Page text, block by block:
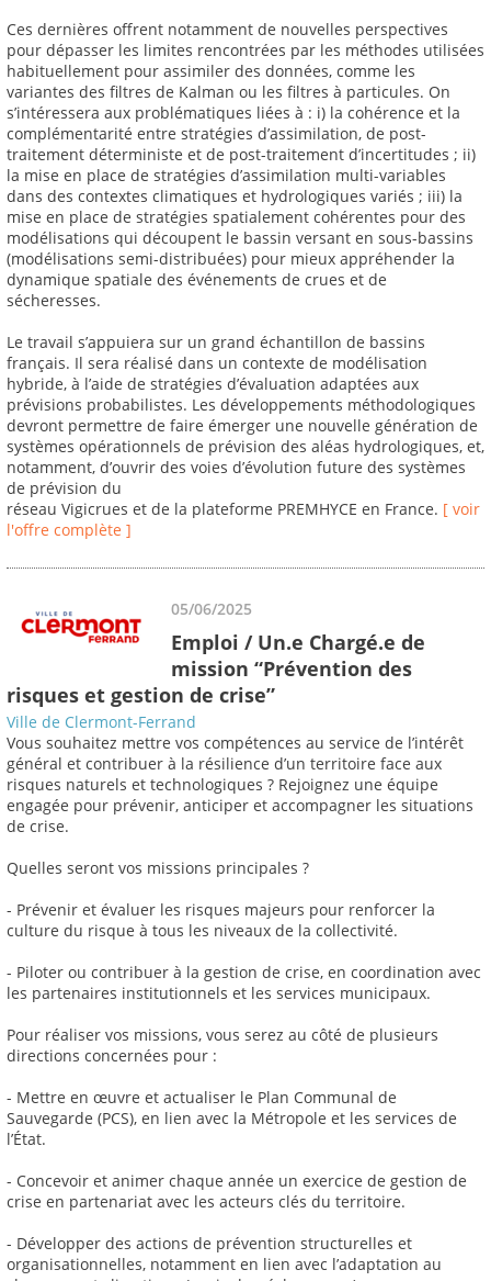
Ces dernières offrent notamment de nouvelles perspectives
pour dépasser les limites rencontrées par les méthodes utilisées
habituellement pour assimiler des données, comme les
variantes des filtres de Kalman ou les filtres à particules. On
s’intéressera aux problématiques liées à : i) la cohérence et la
complémentarité entre stratégies d’assimilation, de post-
traitement déterministe et de post-traitement d’incertitudes ; ii)
la mise en place de stratégies d’assimilation multi-variables
dans des contextes climatiques et hydrologiques variés ; iii) la
mise en place de stratégies spatialement cohérentes pour des
modélisations qui découpent le bassin versant en sous-bassins
(modélisations semi-distribuées) pour mieux appréhender la
dynamique spatiale des événements de crues et de
sécheresses.
Le travail s’appuiera sur un grand échantillon de bassins
français. Il sera réalisé dans un contexte de modélisation
hybride, à l’aide de stratégies d’évaluation adaptées aux
prévisions probabilistes. Les développements méthodologiques
devront permettre de faire émerger une nouvelle génération de
systèmes opérationnels de prévision des aléas hydrologiques, et,
notamment, d’ouvrir des voies d’évolution future des systèmes
de prévision du
réseau Vigicrues et de la plateforme PREMHYCE en France. [ voir
l'offre complète ]
05/06/2025
Emploi / Un.e Chargé.e de
mission “Prévention des
risques et gestion de crise”
Ville de Clermont-Ferrand
Vous souhaitez mettre vos compétences au service de l’intérêt
général et contribuer à la résilience d’un territoire face aux
risques naturels et technologiques ? Rejoignez une équipe
engagée pour prévenir, anticiper et accompagner les situations
de crise.
Quelles seront vos missions principales ?
- Prévenir et évaluer les risques majeurs pour renforcer la
culture du risque à tous les niveaux de la collectivité.
- Piloter ou contribuer à la gestion de crise, en coordination avec
les partenaires institutionnels et les services municipaux.
Pour réaliser vos missions, vous serez au côté de plusieurs
directions concernées pour :
- Mettre en œuvre et actualiser le Plan Communal de
Sauvegarde (PCS), en lien avec la Métropole et les services de
l’État.
- Concevoir et animer chaque année un exercice de gestion de
crise en partenariat avec les acteurs clés du territoire.
- Développer des actions de prévention structurelles et
organisationnelles, notamment en lien avec l’adaptation au